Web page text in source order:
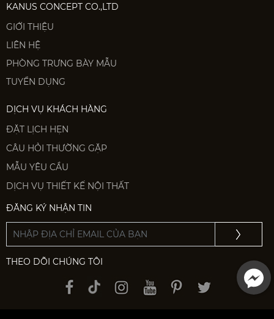
KANUS CONCEPT CO.,LTD
GIỚI THIỆU
LIÊN HỆ
PHÒNG TRƯNG BÀY MẪU
TUYỂN DỤNG
DỊCH VỤ KHÁCH HÀNG
ĐẶT LỊCH HẸN
CÂU HỎI THƯỜNG GẶP
MẪU YÊU CẦU
DỊCH VỤ THIẾT KẾ NỘI THẤT
ĐĂNG KÝ NHẬN TIN
THEO DÕI CHÚNG TÔI